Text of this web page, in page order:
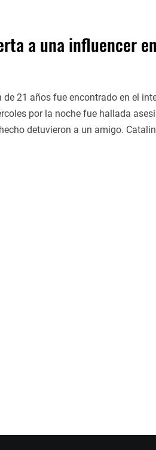
a una influencer
de 21 años fue encontrado en el
por la noche fue hallada
detuvieron a un amigo.